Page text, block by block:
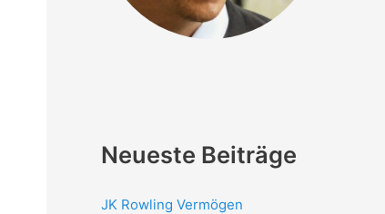
Neueste Beiträge
JK Rowling Vermögen